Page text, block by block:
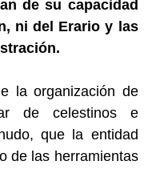
de su capacidad
ni del Erario y las
la organización de
de celestinos e
que la entidad
de las herramientas